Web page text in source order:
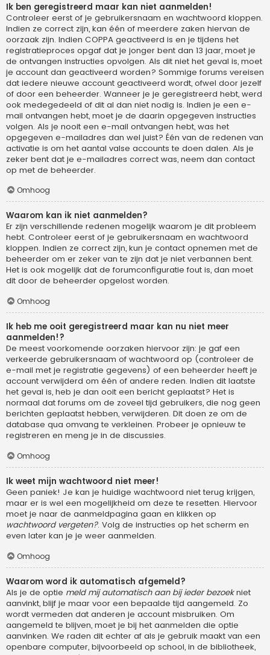
Ik ben geregistreerd maar kan niet aanmelden!
Controleer eerst of je gebruikersnaam en wachtwoord kloppen.
Indien ze correct zijn, kan één of meerdere zaken hiervan de
oorzaak zijn. Indien COPPA geactiveerd is en je tijdens het
registratieproces opgaf dat je jonger bent dan 13 jaar, moet je
de ontvangen instructies opvolgen. Als dit niet het geval is, moet
je account dan geactiveerd worden? Sommige forums vereisen
dat iedere nieuwe account geactiveerd wordt, ofwel door jezelf
of door een beheerder. Wanneer je je geregistreerd hebt, werd
ook medegedeeld of dit al dan niet nodig is. Indien je een e-
mail ontvangen hebt, moet je de daarin opgegeven instructies
volgen. Als je nooit een e-mail ontvangen hebt, was het
opgegeven e-mailadres dan wel juist? Één van de redenen van
activatie is om het aantal valse accounts te doen dalen. Als je
zeker bent dat je e-mailadres correct was, neem dan contact
op met de beheerder.
Omhoog
Waarom kan ik niet aanmelden?
Er zijn verschillende redenen mogelijk waarom je dit probleem
hebt. Controleer eerst of je gebruikersnaam en wachtwoord
kloppen. Indien ze correct zijn, kun je contact opnemen met de
beheerder om er zeker van te zijn dat je niet verbannen bent.
Het is ook mogelijk dat de forumconfiguratie fout is, dan moet
dit door de beheerder opgelost worden.
Omhoog
Ik heb me ooit geregistreerd maar kan nu niet meer
aanmelden!?
De meest voorkomende oorzaken hiervoor zijn: je gaf een
verkeerde gebruikersnaam of wachtwoord op (controleer de
e-mail met je registratie gegevens) of een beheerder heeft je
account verwijderd om één of andere reden. Indien dit laatste
het geval is, heb je dan ooit een bericht geplaatst? Het is
normaal dat forums om de zoveel tijd gebruikers, die nog geen
berichten geplaatst hebben, verwijderen. Dit doen ze om de
database qua omvang te verkleinen. Probeer je opnieuw te
registreren en meng je in de discussies.
Omhoog
Ik weet mijn wachtwoord niet meer!
Geen paniek! Je kan je huidige wachtwoord niet terug krijgen,
maar er is wel een mogelijkheid om deze te resetten. Hiervoor
moet je naar de aanmeldpagina gaan en klikken op
wachtwoord vergeten?. Volg de instructies op het scherm en
even later kan je je weer aanmelden.
Omhoog
Waarom word ik automatisch afgemeld?
Als je de optie meld mij automatisch aan bij ieder bezoekniet
aanvinkt, blijf je maar voor een bepaalde tijd aangemeld. Zo
wordt vermeden dat anderen je account misbruiken. Om
aangemeld te blijven, moet je bij het aanmelden die optie
aanvinken. We raden dit echter af als je gebruik maakt van een
openbare computer, bijvoorbeeld op school, in de bibliotheek,